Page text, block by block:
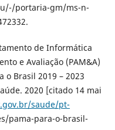
portaria-gm/ms-n-
de Informática
e Avaliação (PAM&A)
o Brasil 2019 – 2023
2020 [citado 14 mai
saude/pt-
pama-para-o-brasil-